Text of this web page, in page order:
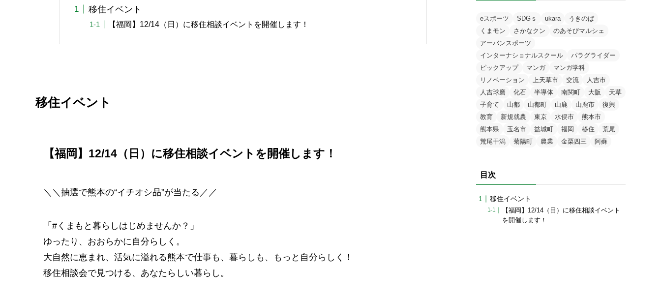
移住イベント
【福岡】12/14（日）に移住相談イベントを開催します！
移住イベント
【福岡】12/14（日）に移住相談イベントを開催します！
＼＼抽選で熊本の“イチオシ品”が当たる／／
「#くまもと暮らしはじめませんか？」
ゆったり、おおらかに自分らしく。
大自然に恵まれ、活気に溢れる熊本で仕事も、暮らしも、もっと自分らしく！
移住相談会で見つける、あなたらしい暮らし。
eスポーツ SDGｓ ukara
うきのば
くまモン
さかなクン
のあそびマルシェ
アーバンスポーツ
インターナショナルスクール
パラグライダー
ピックアップ
マンガ
マンガ学科
リノベーション
上天草市 交流
人吉市
人吉球磨
化石 半導体 南関町 大阪
天草
子育て
山都 山都町 山鹿 山鹿市
復興
教育
新規就農 東京 水俣市
熊本市
熊本県
玉名市 益城町 福岡 移住
荒尾
荒尾干潟
菊陽町 農業 金栗四三 阿蘇
目次
移住イベント
【福岡】12/14（日）に移住相談イベント
を開催します！